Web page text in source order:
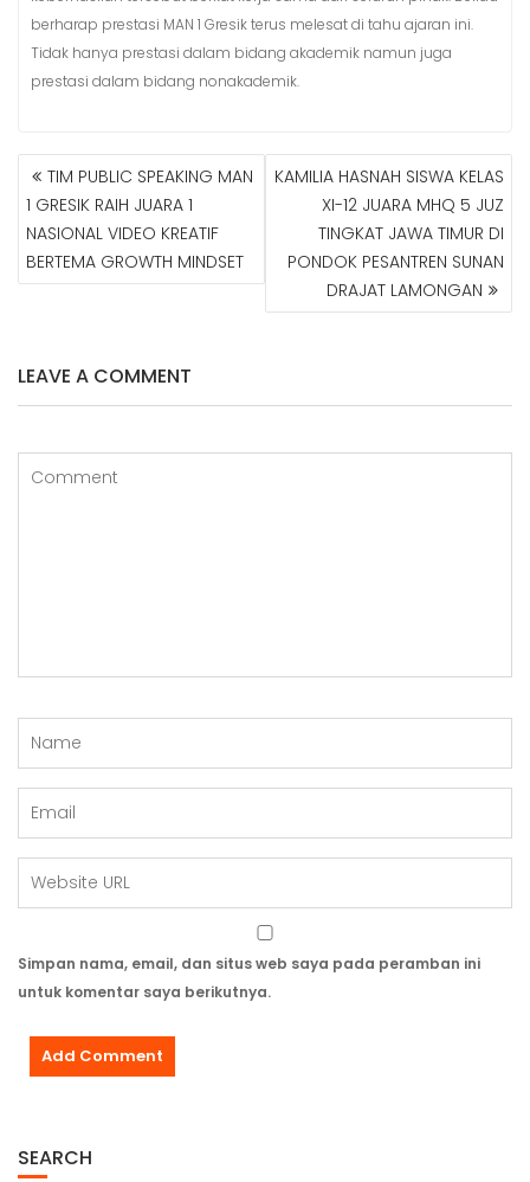
berharap prestasi MAN 1 Gresik terus melesat di tahu ajaran ini.
Tidak hanya prestasi dalam bidang akademik namun juga
prestasi dalam bidang nonakademik.
N
A
V
G
I
P
S
TIM PUBLIC SPEAKING MAN
1 GRESIK RAIH JUARA 1
NASIONAL VIDEO KREATIF
BERTEMA GROWTH MINDSET
KAMILIA HASNAH SISWA KELAS
XI-12 JUARA MHQ 5 JUZ
TINGKAT JAWA TIMUR DI
PONDOK PESANTREN SUNAN
DRAJAT LAMONGAN
LEAVE A COMMENT
Simpan nama, email, dan situs web saya pada peramban ini
untuk komentar saya berikutnya.
SEARCH